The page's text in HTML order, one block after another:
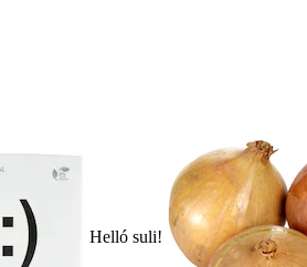
Helló suli!